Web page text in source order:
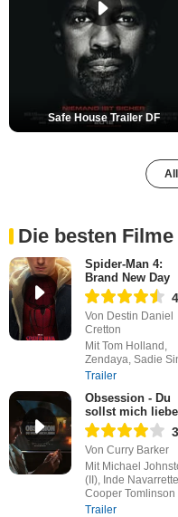
Safe House Trailer DF
Die besten
Spider-Man 4:
Brand New Day
Von Destin Daniel
Cretton
Mit Tom Holland,
Zendaya, Sadie
Trailer
Obsession - Du
sollst mich
Von Curry Barker
Mit Michael
(II), Inde
Cooper Tomlinson
Trailer